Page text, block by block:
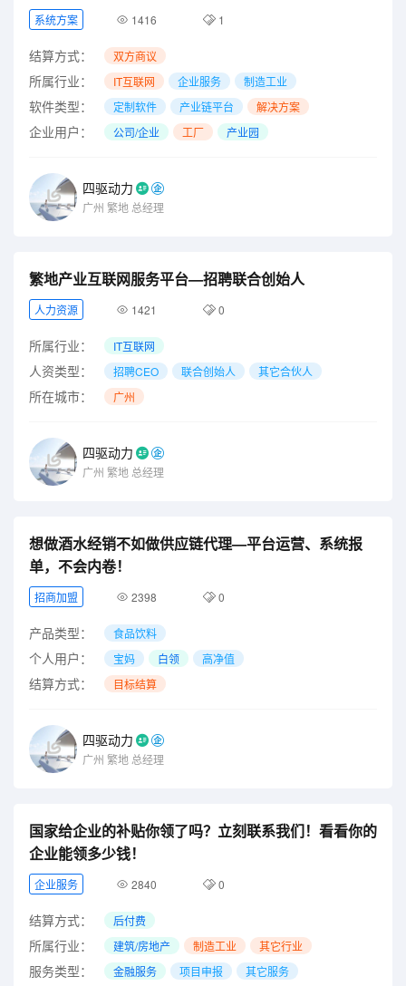
系统方案 1416 1
结算方式： 双方商议
所属行业： IT互联网 企业服务 制造工业
软件类型： 定制软件 产业链平台 解决方案
企业用户： 公司/企业 工厂 产业园
四驱动力
广州 繁地 总经理
繁地产业互联网服务平台—招聘联合创始人
人力资源 1421 0
所属行业： IT互联网
人资类型： 招聘CEO 联合创始人 其它合伙人
所在城市： 广州
四驱动力
广州 繁地 总经理
想做酒水经销不如做供应链代理—平台运营、系统报
单，不会内卷！
招商加盟 2398 0
产品类型： 食品饮料
个人用户： 宝妈 白领 高净值
结算方式： 目标结算
四驱动力
广州 繁地 总经理
国家给企业的补贴你领了吗？立刻联系我们！看看你的
企业能领多少钱！
企业服务 2840 0
结算方式： 后付费
所属行业： 建筑/房地产 制造工业 其它行业
服务类型： 金融服务 项目申报 其它服务